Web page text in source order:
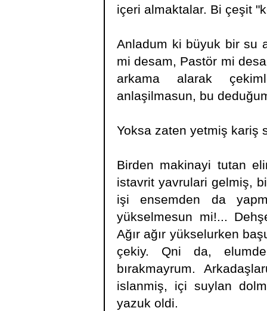
içeri almaktalar. Bi çeşit
Anladum ki büyuk bir su
mi desam, Pastör mi
arkama alarak
anlaşilmasun, bu
Yoksa zaten yetmiş kariş
Birden makinayi tutan
istavrit yavrulari gelmiş,
işi ensemden da
yükselmesun mi!...
Ağır ağır yükselurken
çekiy. Qni da,
bırakmayrum.
islanmiş, içi suylan
yazuk oldi.